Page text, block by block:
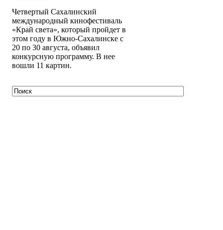
Четвертый Сахалинский
международный кинофестиваль
«Край света», который пройдет в
этом году в Южно-Сахалинске с
20 по 30 августа, объявил
конкурсную программу. В нее
вошли 11 картин.